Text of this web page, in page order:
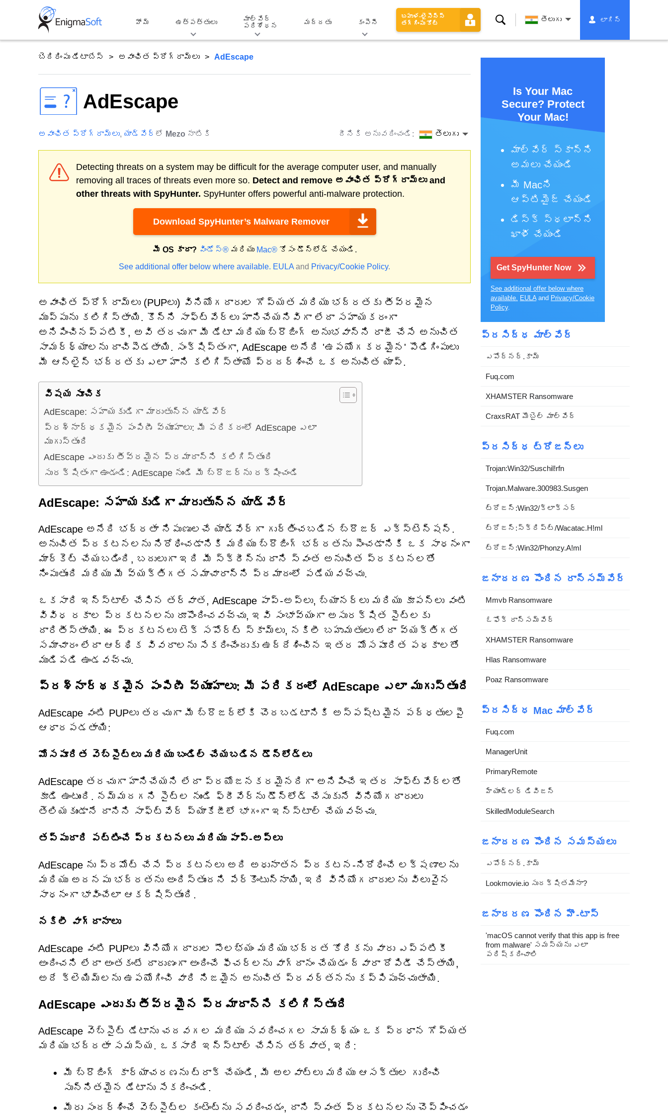
హోమ్ ఉత్పత్తులు
మాల్వేర్
పరిశోధన
మద్దతు కంపెనీ
బహుళ-లైసెన్స్
తగ్గింపు కోట్
శోధన తెలుగు లాగిన్
బెదిరింపు డేటాబేస్ అవాంఛిత ప్రోగ్రామ్‌లు AdEscape
AdEscape
అవాంఛిత ప్రోగ్రామ్‌లు, యాడ్వేర్ లో Mezo నాటికి దీనికి అనువదించండి: తెలుగు
Detecting threats on a system may be difficult for the average computer user, and manually
removing all traces of threats even more so. Detect and remove అవాంఛిత ప్రోగ్రామ్‌లుand
other threats with SpyHunter. SpyHunter offers powerful anti-malware protection.
Download SpyHunter’s Malware Remover
మీ OS కాదా? విండోస్®మరియు Mac®కోసం డౌన్‌లోడ్ చేయండి.
See additional offer below where available. EULA and Privacy/Cookie Policy.
అవాంఛిత ప్రోగ్రామ్‌లు (PUPలు) వినియోగదారుల గోప్యత మరియు భద్రతకు తీవ్రమైన
ముప్పును కలిగిస్తాయి. కొన్ని సాఫ్ట్‌వేర్‌లు హానిచేయనివిగా లేదా సహాయకరంగా
అనిపించినప్పటికీ, అవి తరచుగా మీ డేటా మరియు బ్రౌజింగ్ అనుభవాన్ని రాజీ చేసే అనుచిత
సామర్థ్యాలను దాచిపెడతాయి. సంక్షిప్తంగా, AdEscape అనేది 'ఉపయోగకరమైన' పొడిగింపులు
మీ ఆన్‌లైన్ భద్రతకు ఎలా హాని కలిగిస్తాయో ప్రదర్శించే ఒక అనుచిత యాప్.
విషయ సూచిక
AdEscape: సహాయకుడిగా మారుతున్న యాడ్‌వేర్
ప్రశ్నార్థకమైన పంపిణీ వ్యూహాలు: మీ పరికరంలో AdEscape ఎలా
ముగుస్తుంది
AdEscape ఎందుకు తీవ్రమైన ప్రమాదాన్ని కలిగిస్తుంది
సురక్షితంగా ఉండండి: AdEscape నుండి మీ బ్రౌజర్‌ను రక్షించండి
AdEscape: సహాయకుడిగా మారుతున్న యాడ్‌వేర్
AdEscape అనేది భద్రతా నిపుణులచే యాడ్‌వేర్‌గా గుర్తించబడిన బ్రౌజర్ ఎక్స్‌టెన్షన్.
అనుచిత ప్రకటనలను నిరోధించడానికి మరియు బ్రౌజింగ్ భద్రతను పెంచడానికి ఒక సాధనంగా
మార్కెట్ చేయబడింది, బదులుగా ఇది మీ స్క్రీన్‌ను దాని స్వంత అనుచిత ప్రకటనలతో
నింపుతుంది మరియు మీ వ్యక్తిగత సమాచారాన్ని ప్రమాదంలో పడేయవచ్చు.
ఒకసారి ఇన్‌స్టాల్ చేసిన తర్వాత, AdEscape పాప్-అప్‌లు, బ్యానర్‌లు మరియు కూపన్‌లు వంటి
వివిధ రకాల ప్రకటనలను రూపొందించవచ్చు, ఇవి సంభావ్యంగా అసురక్షిత సైట్‌లకు
దారితీస్తాయి. ఈ ప్రకటనలు టెక్ సపోర్ట్ స్కామ్‌లు, నకిలీ బహుమతులు లేదా వ్యక్తిగత
సమాచారం లేదా ఆర్థిక వివరాలను సేకరించేందుకు ఉద్దేశించిన ఇతర మోసపూరిత పథకాలతో
ముడిపడి ఉండవచ్చు.
ప్రశ్నార్థకమైన పంపిణీ వ్యూహాలు: మీ పరికరంలో AdEscape ఎలా ముగుస్తుంది
AdEscape వంటి PUPలు తరచుగా మీ బ్రౌజర్‌లోకి చొరబడటానికి అస్పష్టమైన పద్ధతులపై
ఆధారపడతాయి:
మోసపూరిత వెబ్‌సైట్‌లు మరియు బండిల్ చేయబడిన డౌన్‌లోడ్‌లు
AdEscape తరచుగా హానిచేయని లేదా ప్రయోజనకరమైనదిగా అనిపించే ఇతర సాఫ్ట్‌వేర్‌లతో
కూడి ఉంటుంది. నమ్మదగని సైట్‌ల నుండి ఫ్రీవేర్‌ను డౌన్‌లోడ్ చేసుకునే వినియోగదారులు
తెలియకుండానే దానిని సాఫ్ట్‌వేర్ ప్యాకేజీలో భాగంగా ఇన్‌స్టాల్ చేయవచ్చు.
తప్పుదారి పట్టించే ప్రకటనలు మరియు పాప్-అప్‌లు
AdEscape ను ప్రమోట్ చేసే ప్రకటనలు అది అధునాతన ప్రకటన-నిరోధించే లక్షణాలను
మరియు అదనపు భద్రతను అందిస్తుందని పేర్కొంటున్నాయి, ఇది వినియోగదారులను విలువైన
సాధనంగా భావించేలా ఆకర్షిస్తుంది.
నకిలీ వాగ్దానాలు
AdEscape వంటి PUPలు వినియోగదారుల సౌలభ్యం మరియు భద్రత కోరికను వారు ఎప్పటికీ
అందించని లేదా అంతకంటే దారుణంగా అందించే ఫీచర్లను వాగ్దానం చేయడం ద్వారా దోపిడీ చేస్తాయి,
అదే క్లెయిమ్‌లను ఉపయోగించి వారి నిజమైన అనుచిత ప్రవర్తనను కప్పిపుచ్చుతాయి.
AdEscape ఎందుకు తీవ్రమైన ప్రమాదాన్ని కలిగిస్తుంది
AdEscape వెబ్‌సైట్ డేటాను చదవగల మరియు సవరించగల సామర్థ్యం ఒక ప్రధాన గోప్యత
మరియు భద్రతా సమస్య. ఒకసారి ఇన్‌స్టాల్ చేసిన తర్వాత, ఇది:
మీ బ్రౌజింగ్ కార్యాచరణను ట్రాక్ చేయండి, మీ అలవాట్లు మరియు ఆసక్తుల గురించి
సున్నితమైన డేటాను సేకరించండి.
మీరు సందర్శించే వెబ్‌సైట్‌ల కంటెంట్‌ను సవరించడం, దాని స్వంత ప్రకటనలను చొప్పించడం
Is Your Mac
Secure? Protect
Your Mac!
మాల్వేర్ స్కాన్‌ని
అమలు చేయండి
మీ Macని
ఆప్టిమైజ్ చేయండి
డిస్క్ స్థలాన్ని
ఖాళీ చేయండి
Get SpyHunter Now
See additional offer below where
available. EULAand Privacy/Cookie
Policy.
ప్రసిద్ధ మాల్వేర్
ఎపోర్నర్.కామ్
Fuq.com
XHAMSTER Ransomware
CraxsRAT మొబైల్ మాల్వేర్
ప్రసిద్ధ ట్రోజన్లు
Trojan:Win32/Suschil!rfn
Trojan.Malware.300983.Susgen
ట్రోజన్:Win32/క్లాక్సర్
ట్రోజన్:స్క్రిప్ట్/Wacatac.H!ml
ట్రోజన్:Win32/Phonzy.A!ml
జనాదరణ పొందిన రాన్సమ్‌వేర్
Mmvb Ransomware
ఓఫోక్ రాన్సమ్‌వేర్
XHAMSTER Ransomware
Hlas Ransomware
Poaz Ransomware
ప్రసిద్ధ Mac మాల్వేర్
Fuq.com
ManagerUnit
PrimaryRemote
హ్యాండ్లర్ డివిజన్
SkilledModuleSearch
జనాదరణ పొందిన సమస్యలు
ఎపోర్నర్.కామ్
Lookmovie.io సురక్షితమేనా?
జనాదరణ పొందిన హౌ-టాస్
'macOS cannot verify that this app is free
from malware' సమస్యను ఎలా
పరిష్కరించాలి